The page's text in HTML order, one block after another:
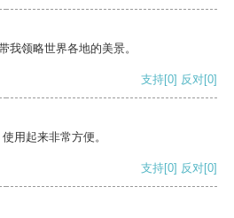
我领略世界各地的美景。
支持[0] 反对[0]
用起来非常方便。
支持[0] 反对[0]